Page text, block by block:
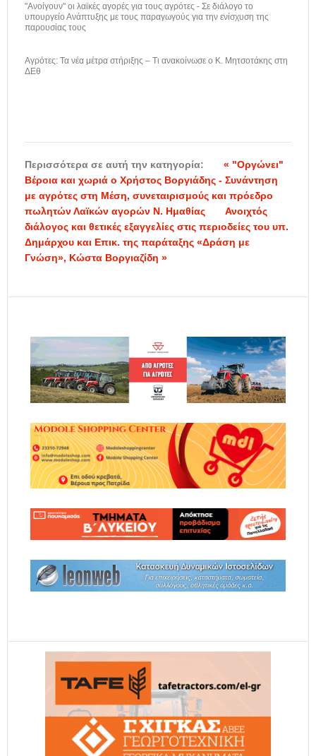
"Ανοίγουν" οι λαϊκές αγορές για τους αγρότες - Σε διάλογο το
υπουργείο Ανάπτυξης με τους παραγωγούς για την ενίσχυση της
παρουσίας τους
Αγρότες: Τα νέα μέτρα στήριξης – Τι ανακοίνωσε ο Κ. Μητσοτάκης στη
ΔΕθ
Περισσότερα σε αυτή την κατηγορία:
« "Οργώνει"
Βέροια και χωριά ο Χρήστος Βοργιάδης - Συνάντηση
με αγρότες στη Μέση, συνεταιρισμούς και πρόεδρο
πωλητών Λαϊκών αγορών Ν. Ημαθίας
Ανοιχτός
διάλογος και θετικές εξαγγελίες στις περιοδείες του υπ.
Δημάρχου και Επικ. της παράταξης «Δράση με
Γνώση», Κώστα Βοργιαζίδη »